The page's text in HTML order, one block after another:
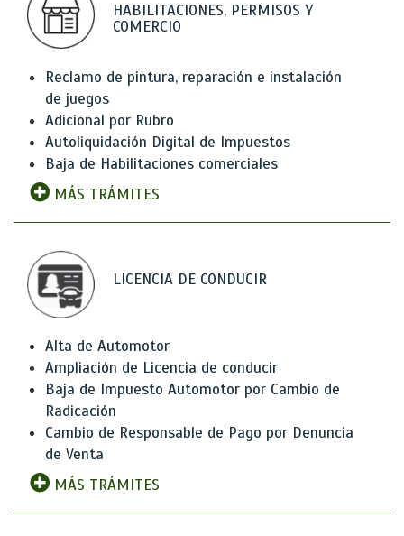
HABILITACIONES, PERMISOS Y
COMERCIO
Reclamo de pintura, reparación e instalación
de juegos
Adicional por Rubro
Autoliquidación Digital de Impuestos
Baja de Habilitaciones comerciales
MÁS TRÁMITES
LICENCIA DE CONDUCIR
Alta de Automotor
Ampliación de Licencia de conducir
Baja de Impuesto Automotor por Cambio de
Radicación
Cambio de Responsable de Pago por Denuncia
de Venta
MÁS TRÁMITES